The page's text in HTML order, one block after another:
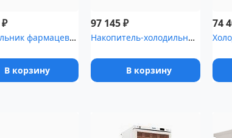
₽
Холодильник фармацевтический Pozis ХФ-400-5
В корзину
97 145₽
Накопитель-холодильник для временного хранения медицинских отходо...
В корзину
74